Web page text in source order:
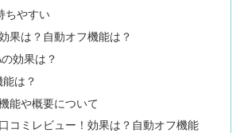
ちやすい
果は？自動オフ機能は？
効果は？
は？
能や概要について
コミレビュー！効果は？自動オフ機能